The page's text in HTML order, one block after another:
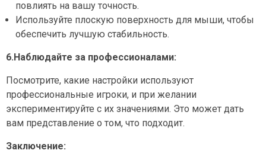
повлиять на вашу точность.
Используйте плоскую поверхность для мыши, чтобы
обеспечить лучшую стабильность.
6.Наблюдайте за профессионалами:
Посмотрите, какие настройки используют
профессиональные игроки, и при желании
экспериментируйте с их значениями. Это может дать
вам представление о том, что подходит.
Заключение: